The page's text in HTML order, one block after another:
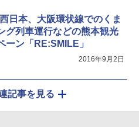
日本、大阪環状線でのくま
グ列車運行などの熊本観光
ーン「RE:SMILE」
2016年9月2日
記事を見る